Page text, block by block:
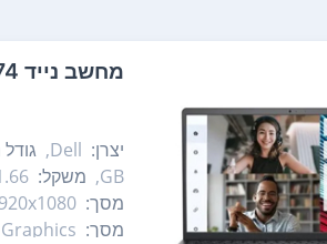
מחשב נייד Dell Vostro 3520 V3520-6574 דל
יצרן: Dell,
GB,
משקל: 1.66
מסך:
מסך: